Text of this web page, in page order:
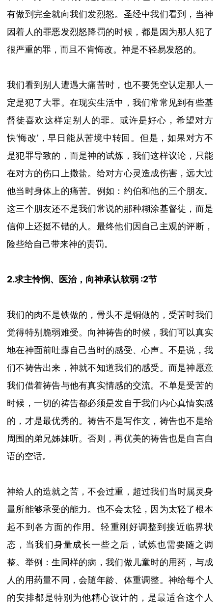
有做到完全就向我们发烈怒。圣经中我们看到，当神
因着人的罪恶发烈怒降罚的时候，都是因为那人犯了
很严重的罪，而且不肯悔改。神是不轻易发怒的。
我们看到别人遭遇大痛苦时，也不要凭空认定那人一
定是犯了大罪。在现实生活中，我们常常见到有些基
督徒喜欢这样定别人的罪。或许是好心，希望对方
快‘悔改’，早日能从苦境中转回。但是，如果对方不
是犯罪导致的，而是神的试炼，我们这样议论，只能
在对方的伤口上撒盐。给对方心灵造成伤害，远大过
他当时身体上的痛苦。例如：约伯和他的三个朋友。
这三个朋友还不是我们常说的那种糊涂基督徒，而是
信仰上还挺不错的人。最终他们因自己主观的评断，
险些给自己带来神的责罚。
2.求主怜悯、医治，向神承认软弱 :2节
我们的肉不是铁做的，骨头不是铜做的，受苦时我们
觉得特别脆弱难受。向神祷告的时候，我们可以真实
地在神面前吐露自己当时的感受、心声。不是说，我
们不祷告出来，神就不知道我们的感受。而是神愿意
我们借着祷告与他有真实情感的交流。不单是受苦的
时候，一切的祷告都必须是发自于我们内心真情实感
的，才是最优秀的。祷告不是写作文，祷告也不是给
周围的弟兄姊妹听。否则，再优美的祷告也是自言自
语的空话。
神给人的造就之苦，不会过重，超过我们当时属灵身
量所能够承受的能力。也不会太轻，因为太轻了根本
起不到各方面的作用。轻重刚好调整到接近临界状
态，当我们身量成长一些之后，试炼也需要随之调
整。举例：生同样的病，我们做儿童时的用药，与成
人的用药量不同，会随年龄、体重调整。神给每个人
的安排都是特别为他精心设计的，是最适合这个人